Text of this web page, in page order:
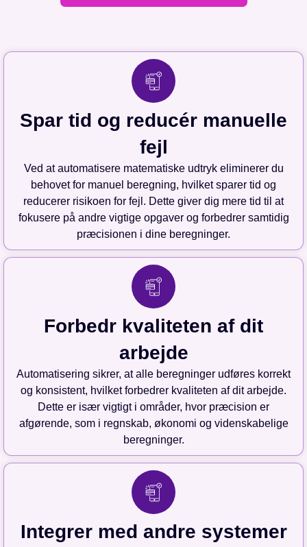
Spar tid og reducér manuelle
fejl
Ved at automatisere matematiske udtryk eliminerer du
behovet for manuel beregning, hvilket sparer tid og
reducerer risikoen for fejl. Dette giver dig mere tid til at
fokusere på andre vigtige opgaver og forbedrer samtidig
præcisionen i dine beregninger.
Forbedr kvaliteten af dit
arbejde
Automatisering sikrer, at alle beregninger udføres korrekt
og konsistent, hvilket forbedrer kvaliteten af dit arbejde.
Dette er især vigtigt i områder, hvor præcision er
afgørende, som i regnskab, økonomi og videnskabelige
beregninger.
Integrer med andre systemer